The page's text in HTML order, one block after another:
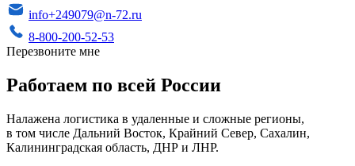
info+249079@n-72.ru
8-800-200-52-53
Перезвоните мне
Работаем по всей России
Налажена логистика в удаленные и сложные регионы,
в том числе Дальний Восток, Крайний Север, Сахалин,
Калининградская область, ДНР и ЛНР.